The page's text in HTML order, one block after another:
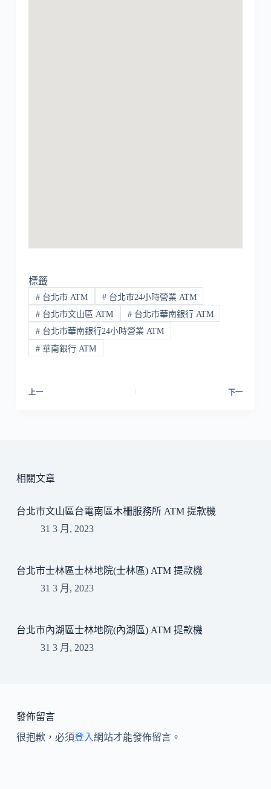
標籤
#台北市 ATM #台北市24小時營業 ATM
#台北市文山區 ATM #台北市華南銀行 ATM
#台北市華南銀行24小時營業 ATM
#華南銀行 ATM
上一 下一
相關文章
台北市文山區台電南區木柵服務所 ATM 提款機
31 3 月, 2023
台北市士林區士林地院(士林區) ATM 提款機
31 3 月, 2023
台北市內湖區士林地院(內湖區) ATM 提款機
31 3 月, 2023
發佈留言
很抱歉，必須登入網站才能發佈留言。